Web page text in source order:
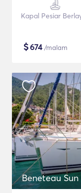
Kapal Pesiar
$674/malam
Beneteau